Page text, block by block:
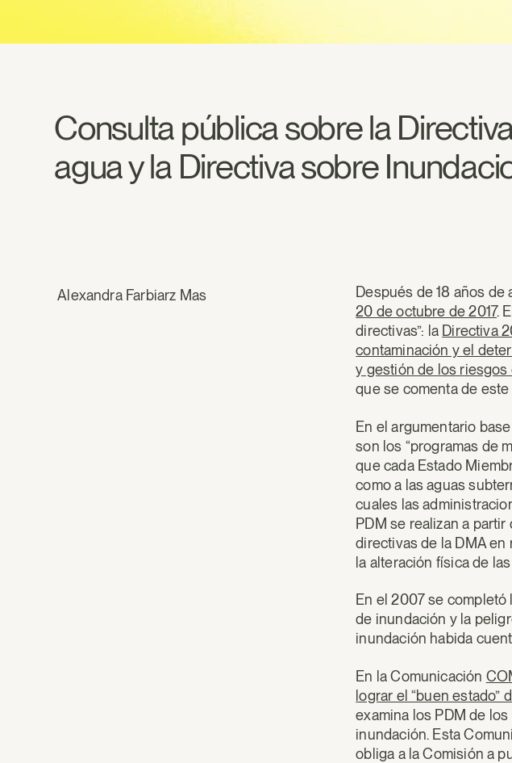
Consulta pública sobre la
agua y la Directiva sobre
Después de 18 años
20 de octubre de 2017.
directivas”: la Directiva
contaminación y el
y gestión de los riesgos
que se comenta de este
En el argumentario
son los “programas de
que cada Estado
como a las aguas
cuales las
PDM se realizan a
directivas de la DMA
la alteración física de
En el 2007 se
de inundación y la
inundación habida
En la Comunicación
lograr el “buen estado”
examina los PDM de
inundación. Esta
obliga a la Comisión a
Alexandra Farbiarz Mas